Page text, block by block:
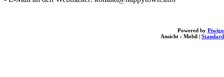
Powered by Piwigo
Ansicht : Mobil | Standard